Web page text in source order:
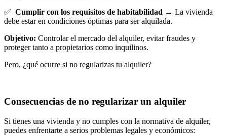
✅ Cumplir con los requisitos de habitabilidad → La vivienda
debe estar en condiciones óptimas para ser alquilada.
Objetivo: Controlar el mercado del alquiler, evitar fraudes y
proteger tanto a propietarios como inquilinos.
Pero, ¿qué ocurre si no regularizas tu alquiler?
Consecuencias de no regularizar un alquiler
Si tienes una vivienda y no cumples con la normativa de alquiler,
puedes enfrentarte a serios problemas legales y económicos: